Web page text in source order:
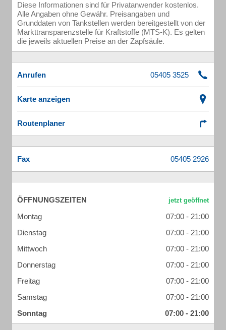
Diese Informationen sind für Privatanwender kostenlos.
Alle Angaben ohne Gewähr. Preisangaben und
Grunddaten von Tankstellen werden bereitgestellt von der
Markttransparenzstelle für Kraftstoffe (MTS-K). Es gelten
die jeweils aktuellen Preise an der Zapfsäule.
Anrufen
Karte anzeigen
Routenplaner
Fax
ÖFFNUNGSZEITEN
Montag
07:00 - 21:00
Dienstag
07:00 - 21:00
Mittwoch
07:00 - 21:00
Donnerstag
07:00 - 21:00
Freitag
07:00 - 21:00
Samstag
07:00 - 21:00
Sonntag
07:00 - 21:00